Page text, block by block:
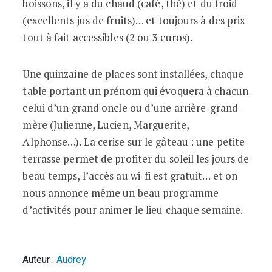
boissons, il y a du chaud (café, thé) et du froid
(excellents jus de fruits)… et toujours à des prix
tout à fait accessibles (2 ou 3 euros).
Une quinzaine de places sont installées, chaque
table portant un prénom qui évoquera à chacun
celui d’un grand oncle ou d’une arrière-grand-
mère (Julienne, Lucien, Marguerite,
Alphonse…). La cerise sur le gâteau : une petite
terrasse permet de profiter du soleil les jours de
beau temps, l’accès au wi-fi est gratuit… et on
nous annonce même un beau programme
d’activités pour animer le lieu chaque semaine.
Auteur :Audrey